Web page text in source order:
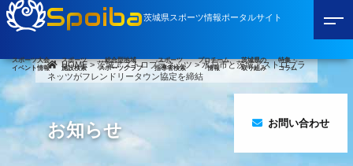
Spoiba茨城県スポーツ情報ポータルサイト
スポーツ大会
イベント情報
スポーツ
施設検索
総合型地域
スポーツクラブ
スポーツ
指導者検索
プロチーム
情報
茨城県の
取り組み
特集・
コラム
お問い合わせ
HOME>茨城アストロプラネッツ>水戸市と茨城アストロプラ
ネッツがフレンドリータウン協定を締結
お知らせ